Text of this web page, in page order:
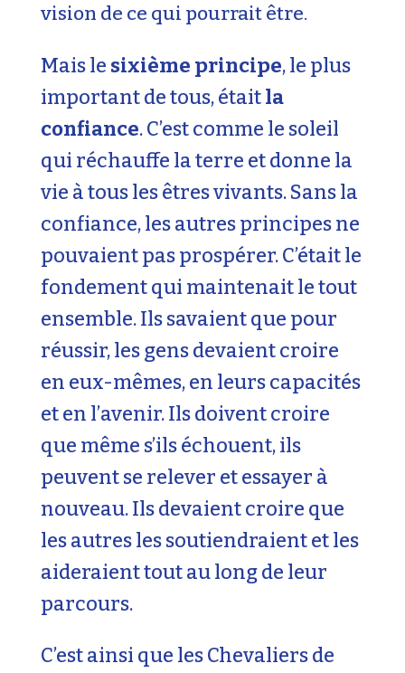
vision de ce qui pourrait être.
Mais le sixième principe, le plus
important de tous, étaitla
confiance. C’est comme le soleil
qui réchauffe la terre et donne la
vie à tous les êtres vivants. Sans la
confiance, les autres principes ne
pouvaient pas prospérer. C’était le
fondement qui maintenait le tout
ensemble. Ils savaient que pour
réussir, les gens devaient croire
en eux-mêmes, en leurs capacités
et en l’avenir. Ils doivent croire
que même s’ils échouent, ils
peuvent se relever et essayer à
nouveau. Ils devaient croire que
les autres les soutiendraient et les
aideraient tout au long de leur
parcours.
C’est ainsi que les Chevaliers de